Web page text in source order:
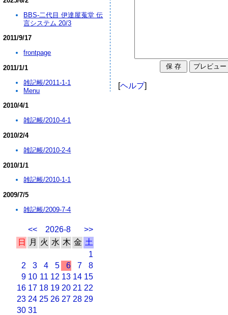
[ヘルプ]
BBS-二代目 伊達屋蒐堂 伝
言システム 20/3
2011/9/17
frontpage
2011/1/1
雑記帳/2011-1-1
Menu
2010/4/1
雑記帳/2010-4-1
2010/2/4
雑記帳/2010-2-4
2010/1/1
雑記帳/2010-1-1
2009/7/5
雑記帳/2009-7-4
<< 2026-8
>>
日
月 火 水 木 金 土
1
2
3 4 5 6 7
8
9 10 11 12 13 14 15
16 17 18 19 20 21 22
23 24 25 26 27 28 29
30 31